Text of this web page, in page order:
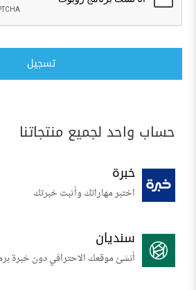
تسجيل
حساب واحد لجميع منتجاتنا
خبرة
اختبر مهاراتك وأثبت خبرتك
سنديان
أنشئ موقعك الاحترافي دون خبرة